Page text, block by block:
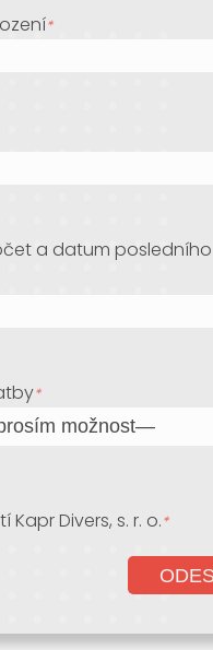
*
a datum posledního
*
Divers, s. r. o.*